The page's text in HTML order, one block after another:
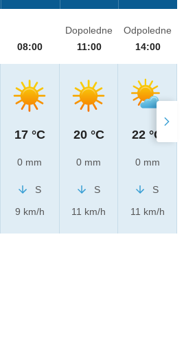
08:00
17 °C
0 mm
S
9 km/h
Dopoledne
11:00
20 °C
0 mm
S
11 km/h
Odpoledne
14:00
22 °C
0 mm
S
11 km/h